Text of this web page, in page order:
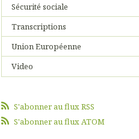
Sécurité sociale
Transcriptions
Union Européenne
Video
S'abonner au flux RSS
S'abonner au flux ATOM